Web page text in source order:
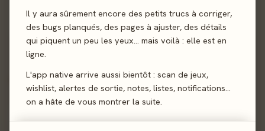
Il y aura sûrement encore des petits trucs à corriger,
des bugs planqués, des pages à ajuster, des détails
qui piquent un peu les yeux… mais voilà : elle est en
ligne.
L'app native arrive aussi bientôt : scan de jeux,
wishlist, alertes de sortie, notes, listes, notifications…
on a hâte de vous montrer la suite.
Éditeur Phalanx
02 - LE VERDICT